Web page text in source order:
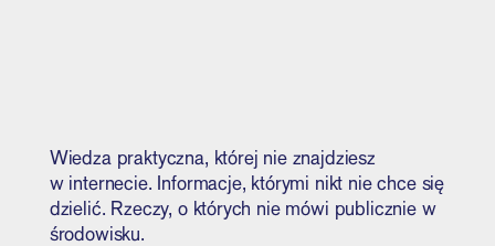
Wiedza praktyczna, której nie znajdziesz
w internecie. Informacje, którymi nikt nie chce się
dzielić. Rzeczy, o których nie mówi publicznie w
środowisku.